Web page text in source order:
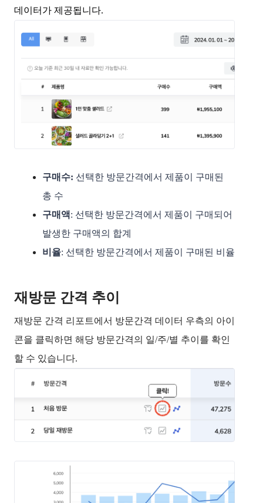
데이터가 제공됩니다.
구매수: 선택한 방문간격에서 제품이 구매된
총 수
구매액: 선택한 방문간격에서 제품이 구매되어
발생한 구매액의 합계
비율: 선택한 방문간격에서 제품이 구매된 비율
재방문 간격 추이
재방문 간격 리포트에서 방문간격 데이터 우측의 아이
콘을 클릭하면 해당 방문간격의 일/주/별 추이를 확인
할 수 있습니다.